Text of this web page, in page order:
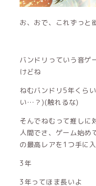
お、おで、これずっと
バンドリっていう音ゲ
けどね
ねむバンドリ5年くら
い…？)(触れるな)
そんでねむって推しに
人間でさ、ゲーム始め
の最高レアを1つ手に
3年
3年ってほま長いよ